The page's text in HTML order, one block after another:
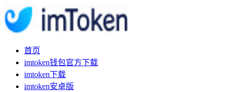
首页
imtoken钱包官方下载
imtoken下载
imtoken安卓版